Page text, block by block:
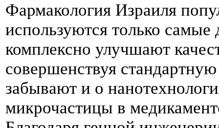
Фармакология Израиля
используются только
комплексно улучшают
совершенствуя
забывают и о
микрочастицы в